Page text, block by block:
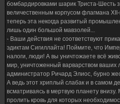
бомбардировками шарик Триста-Шесть
величественным корпусом флагмана
теперь эта некогда развитый
лишь один большой мавзолей...
- Ваши действия не соответствуют
эдиктам Сигиллайта! Поймите, что
налоги, люди! А вы уничтожаете всё
мир, уничтоженный варварством ваших
администратор Ричард Элиос, бурно
А ведь этот хриплый слабак и в самом
всматриваясь в мертвую планету
пролить кровь для которых